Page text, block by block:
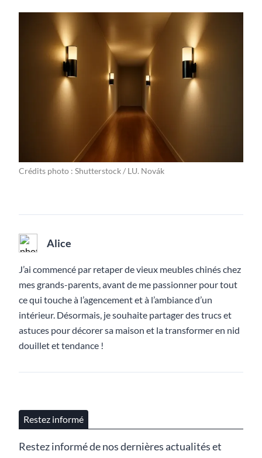
Crédits photo : Shutterstock / LU. Novák
Alice
J’ai commencé par retaper de vieux meubles chinés chez
mes grands-parents, avant de me passionner pour tout
ce qui touche à l’agencement et à l’ambiance d’un
intérieur. Désormais, je souhaite partager des trucs et
astuces pour décorer sa maison et la transformer en nid
douillet et tendance !
Restez informé
Restez informé de nos dernières actualités et